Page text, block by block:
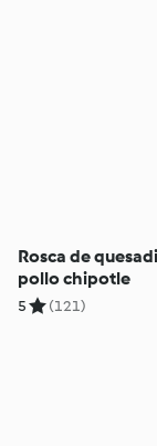
Rosca de
pollo chipotle
5 (121)